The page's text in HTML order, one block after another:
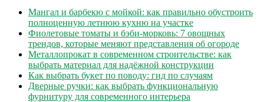
Мангал и барбекю с мойкой: как правильно обустроить
полноценную летнюю кухню на участке
Фиолетовые томаты и бэби-морковь: 7 овощных
трендов, которые меняют представления об огороде
Металлопрокат в современном строительстве: как
выбрать материал для надёжной конструкции
Как выбрать букет по поводу: гид по случаям
Дверные ручки: как выбрать функциональную
фурнитуру для современного интерьера